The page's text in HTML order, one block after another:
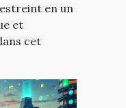
en un
et
cet